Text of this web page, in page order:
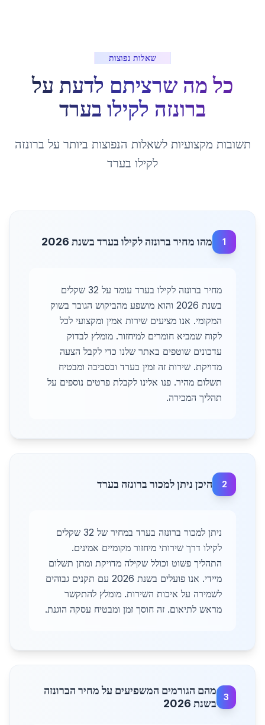
שאלות נפוצות
כל מה שרציתם לדעת על
ברונזה לקילו בערד
תשובות מקצועיות לשאלות הנפוצות ביותר על ברונזה
לקילו בערד
1 מהו מחיר ברונזה לקילו בערד בשנת 2026
מחיר ברונזה לקילו בערד עומד על 32 שקלים
בשנת 2026 והוא מושפע מהביקוש הגובר בשוק
המקומי. אנו מציעים שירות אמין ומקצועי לכל
לקוח שמביא חומרים למיחזור. מומלץ לבדוק
עדכונים שוטפים באתר שלנו כדי לקבל הצעה
מדויקת. שירות זה זמין בערד ובסביבה ומבטיח
תשלום מהיר. פנו אלינו לקבלת פרטים נוספים על
תהליך המכירה.
2 היכן ניתן למכור ברונזה בערד
ניתן למכור ברונזה בערד במחיר של 32 שקלים
לקילו דרך שירותי מיחזור מקומיים אמינים.
התהליך פשוט וכולל שקילה מדויקת ומתן תשלום
מיידי. אנו פועלים בשנת 2026 עם תקנים גבוהים
לשמירה על איכות השירות. מומלץ להתקשר
מראש לתיאום. זה חוסך זמן ומבטיח עסקה הוגנת.
3
מהם הגורמים המשפיעים על מחיר הברונזה
בשנת 2026